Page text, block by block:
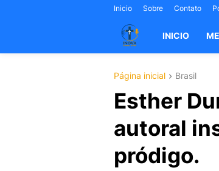
Inicio Sobre Contato
INICIO
Página inicial Brasil
Esther
autoral
pródigo.